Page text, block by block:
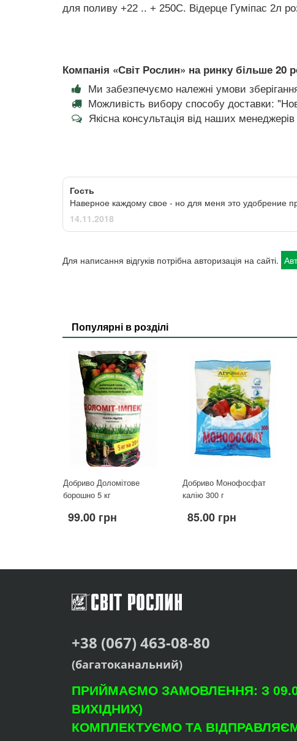
для поливу +22 .. + 250С. Відерце Гуміпас 2л
Компанія «Світ Рослин» на ринку більше 20
Ми забезпечуємо належні умови
Можливість вибору способу доставки:
Якісна консультація від наших менеджерів
Гость
Наверное каждому свое - но для меня это удобрение
14.11.2018
Для написання відгуків потрібна авторизація на сайті.
Популярні в розділі
Добриво Доломітове
борошно 5 кг
99.00 грн
Добриво Монофосфат
калію 300 г
85.00 грн
+38 (067) 463-08-80
(багатоканальний)
ПРИЙМАЄМО ЗАМОВЛЕННЯ: З
ВИХІДНИХ)
КОМПЛЕКТУЄМО ТА